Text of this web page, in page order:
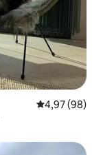
4,97 de uma
4,97 (98)